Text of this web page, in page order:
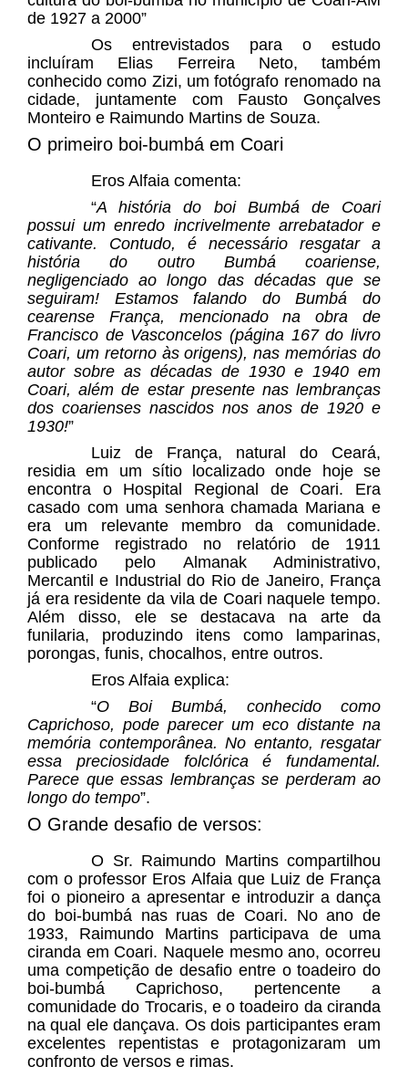
de 1927 a 2000”
Os entrevistados para o estudo
incluíram Elias Ferreira Neto, também
conhecido como Zizi, um fotógrafo renomado na
cidade, juntamente com Fausto Gonçalves
Monteiro e Raimundo Martins de Souza.
O primeiro boi-bumbá em Coari
Eros Alfaia comenta:
“A história do boi Bumbá de Coari
possui um enredo incrivelmente arrebatador e
cativante. Contudo, é necessário resgatar a
história do outro Bumbá coariense,
negligenciado ao longo das décadas que se
seguiram! Estamos falando do Bumbá do
cearense França, mencionado na obra de
Francisco de Vasconcelos (página 167 do livro
Coari, um retorno às origens), nas memórias do
autor sobre as décadas de 1930 e 1940 em
Coari, além de estar presente nas lembranças
dos coarienses nascidos nos anos de 1920 e
1930!”
Luiz de França, natural do Ceará,
residia em um sítio localizado onde hoje se
encontra o Hospital Regional de Coari. Era
casado com uma senhora chamada Mariana e
era um relevante membro da comunidade.
Conforme registrado no relatório de 1911
publicado pelo Almanak Administrativo,
Mercantil e Industrial do Rio de Janeiro, França
já era residente da vila de Coari naquele tempo.
Além disso, ele se destacava na arte da
funilaria, produzindo itens como lamparinas,
porongas, funis, chocalhos, entre outros.
Eros Alfaia explica:
“O Boi Bumbá, conhecido como
Caprichoso, pode parecer um eco distante na
memória contemporânea. No entanto, resgatar
essa preciosidade folclórica é fundamental.
Parece que essas lembranças se perderam ao
longo do tempo”.
O Grande desafio de versos:
O Sr. Raimundo Martins compartilhou
com o professor Eros Alfaia que Luiz de França
foi o pioneiro a apresentar e introduzir a dança
do boi-bumbá nas ruas de Coari. No ano de
1933, Raimundo Martins participava de uma
ciranda em Coari. Naquele mesmo ano, ocorreu
uma competição de desafio entre o toadeiro do
boi-bumbá Caprichoso, pertencente a
comunidade do Trocaris, e o toadeiro da ciranda
na qual ele dançava. Os dois participantes eram
excelentes repentistas e protagonizaram um
confronto de versos e rimas.